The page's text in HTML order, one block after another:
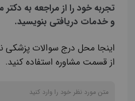
تجربه خود را از مراجعه به
و خدمات دریافتی بنویسید.
اینجا محل درج سوالات پزشکی
از قسمت مشاوره استفاده کنید.